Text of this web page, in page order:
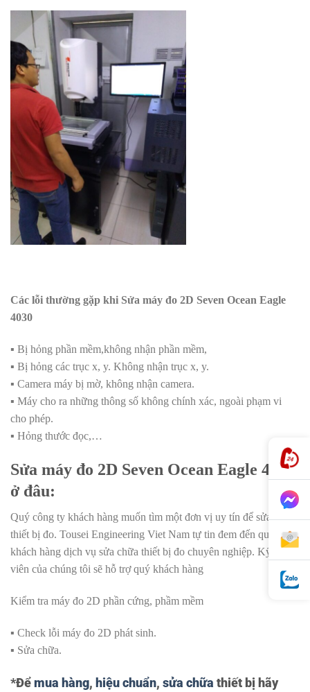
Các lỗi thường gặp khi Sửa máy đo 2D Seven Ocean Eagle
4030
▪️ Bị hỏng phần mềm,không nhận phần mềm,
▪️ Bị hỏng các trục x, y. Không nhận trục x, y.
▪️ Camera máy bị mờ, không nhận camera.
▪️ Máy cho ra những thông số không chính xác, ngoài phạm vi
cho phép.
▪️ Hỏng thước đọc,…
Sửa máy đo 2D Seven Ocean Eagle 4030
ở đâu:
Quý công ty khách hàng muốn tìm một đơn vị uy tín để sửa các
thiết bị đo. Tousei Engineering Viet Nam tự tin đem đến quý
khách hàng dịch vụ sửa chữa thiết bị đo chuyên nghiệp. Kỹ thuật
viên của chúng tôi sẽ hỗ trợ quý khách hàng
Kiểm tra máy đo 2D phần cứng, phầm mềm
▪️ Check lỗi máy đo 2D phát sinh.
▪️ Sửa chữa.
*Đểmua hàng, hiệu chuẩn, sửa chữa thiết bị hãy